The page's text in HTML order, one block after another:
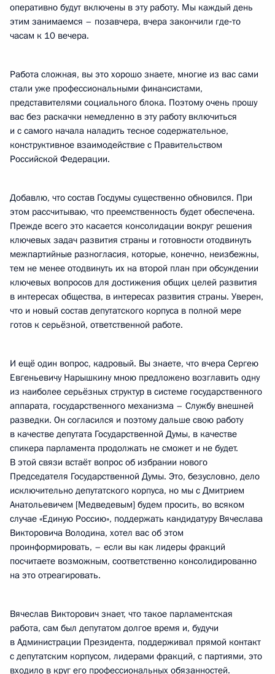
оперативно будут включены в эту работу. Мы каждый день
этим занимаемся – позавчера, вчера закончили где‑то
часам к 10 вечера.
Работа сложная, вы это хорошо знаете, многие из вас сами
стали уже профессиональными финансистами,
представителями социального блока. Поэтому очень прошу
вас без раскачки немедленно в эту работу включиться
и с самого начала наладить тесное содержательное,
конструктивное взаимодействие с Правительством
Российской Федерации.
Добавлю, что состав Госдумы существенно обновился. При
этом рассчитываю, что преемственность будет обеспечена.
Прежде всего это касается консолидации вокруг решения
ключевых задач развития страны и готовности отодвинуть
межпартийные разногласия, которые, конечно, неизбежны,
тем не менее отодвинуть их на второй план при обсуждении
ключевых вопросов для достижения общих целей развития
в интересах общества, в интересах развития страны. Уверен,
что и новый состав депутатского корпуса в полной мере
готов к серьёзной, ответственной работе.
И ещё один вопрос, кадровый. Вы знаете, что вчера Сергею
Евгеньевичу Нарышкину мною предложено возглавить одну
из наиболее серьёзных структур в системе государственного
аппарата, государственного механизма – Службу внешней
разведки. Он согласился и поэтому дальше свою работу
в качестве депутата Государственной Думы, в качестве
спикера парламента продолжать не сможет и не будет.
В этой связи встаёт вопрос об избрании нового
Председателя Государственной Думы. Это, безусловно, дело
исключительно депутатского корпуса, но мы с Дмитрием
Анатольевичем [Медведевым] будем просить, во всяком
случае «Единую Россию», поддержать кандидатуру Вячеслава
Викторовича Володина, хотел вас об этом
проинформировать, – если вы как лидеры фракций
посчитаете возможным, соответственно консолидированно
на это отреагировать.
Вячеслав Викторович знает, что такое парламентская
работа, сам был депутатом долгое время и, будучи
в Администрации Президента, поддерживал прямой контакт
с депутатским корпусом, лидерами фракций, с партиями, это
входило в круг его профессиональных обязанностей.